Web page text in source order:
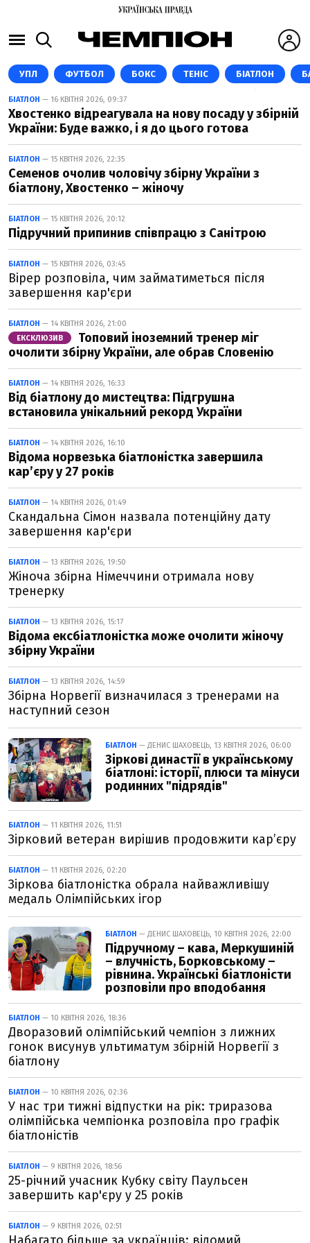
УПЛ ФУТБОЛ БОКС ТЕНІС БІАТЛОН
БІАТЛОН — 16 КВІТНЯ 2026, 09:37
Хвостенко відреагувала на нову посаду у збірній
України: Буде важко, і я до цього готова
БІАТЛОН — 15 КВІТНЯ 2026, 22:35
Семенов очолив чоловічу збірну України з
біатлону, Хвостенко – жіночу
БІАТЛОН — 15 КВІТНЯ 2026, 20:12
Підручний припинив співпрацю з Санітрою
БІАТЛОН — 15 КВІТНЯ 2026, 03:45
Вірер розповіла, чим займатиметься після
завершення кар'єри
БІАТЛОН — 14 КВІТНЯ 2026, 21:00
ЕКСКЛЮЗИВ
Топовий іноземний тренер міг
очолити збірну України, але обрав Словенію
БІАТЛОН — 14 КВІТНЯ 2026, 16:33
Від біатлону до мистецтва: Підгрушна
встановила унікальний рекорд України
БІАТЛОН — 14 КВІТНЯ 2026, 16:10
Відома норвезька біатлоністка завершила
кар’єру у 27 років
БІАТЛОН — 14 КВІТНЯ 2026, 01:49
Скандальна Сімон назвала потенційну дату
завершення кар'єри
БІАТЛОН — 13 КВІТНЯ 2026, 19:50
Жіноча збірна Німеччини отримала нову
тренерку
БІАТЛОН — 13 КВІТНЯ 2026, 15:17
Відома ексбіатлоністка може очолити жіночу
збірну України
БІАТЛОН — 13 КВІТНЯ 2026, 14:59
Збірна Норвегії визначилася з тренерами на
наступний сезон
БІАТЛОН — ДЕНИС ШАХОВЕЦЬ, 13 КВІТНЯ 2026, 06:00
Зіркові династії в українському
біатлоні: історії, плюси та мінуси
родинних "підрядів"
БІАТЛОН — 11 КВІТНЯ 2026, 11:51
Зірковий ветеран вирішив продовжити кар’єру
БІАТЛОН — 11 КВІТНЯ 2026, 02:20
Зіркова біатлоністка обрала найважливішу
медаль Олімпійських ігор
БІАТЛОН — ДЕНИС ШАХОВЕЦЬ, 10 КВІТНЯ 2026, 22:00
Підручному – кава, Меркушиній
– влучність, Борковському –
рівнина. Українські біатлоністи
розповіли про вподобання
БІАТЛОН — 10 КВІТНЯ 2026, 18:36
Дворазовий олімпійський чемпіон з лижних
гонок висунув ультиматум збірній Норвегії з
біатлону
БІАТЛОН — 10 КВІТНЯ 2026, 02:36
У нас три тижні відпустки на рік: триразова
олімпійська чемпіонка розповіла про графік
біатлоністів
БІАТЛОН — 9 КВІТНЯ 2026, 18:56
25-річний учасник Кубку світу Паульсен
завершить кар'єру у 25 років
БІАТЛОН — 9 КВІТНЯ 2026, 02:51